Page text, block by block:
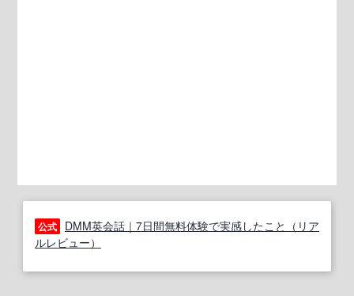
公式
DMM英会話｜7日間無料体験で実感したこと（リア
ルレビュー）